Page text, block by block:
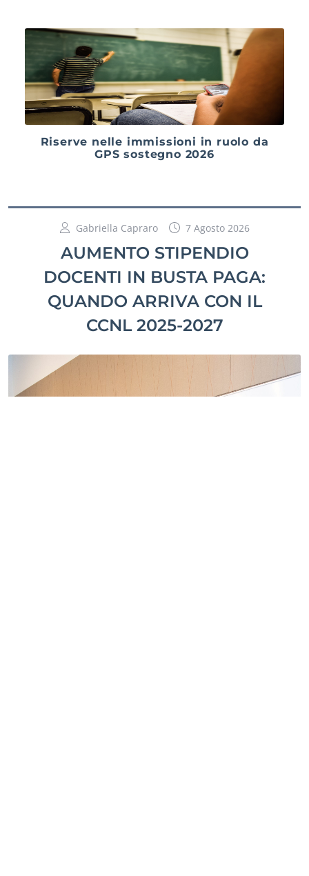
Riserve nelle immissioni in ruolo da
GPS sostegno 2026
Gabriella Capraro 7 Agosto 2026
AUMENTO STIPENDIO
DOCENTI IN BUSTA PAGA:
QUANDO ARRIVA CON IL
CCNL 2025-2027